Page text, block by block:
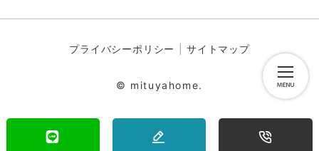
プライバシーポリシー サイトマップ
© mituyahome.